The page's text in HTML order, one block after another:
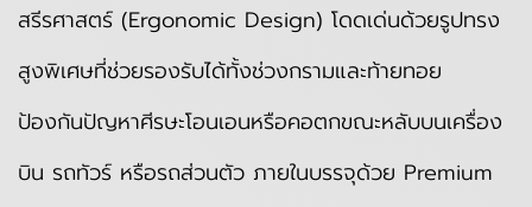
สรีรศาสตร์ (Ergonomic Design) โดดเด่นด้วยรูปทรง
สูงพิเศษที่ช่วยรองรับได้ทั้งช่วงกรามและท้ายทอย
ป้องกันปัญหาศีรษะโอนเอนหรือคอตกขณะหลับบนเครื่อง
บิน รถทัวร์ หรือรถส่วนตัว ภายในบรรจุด้วย Premium